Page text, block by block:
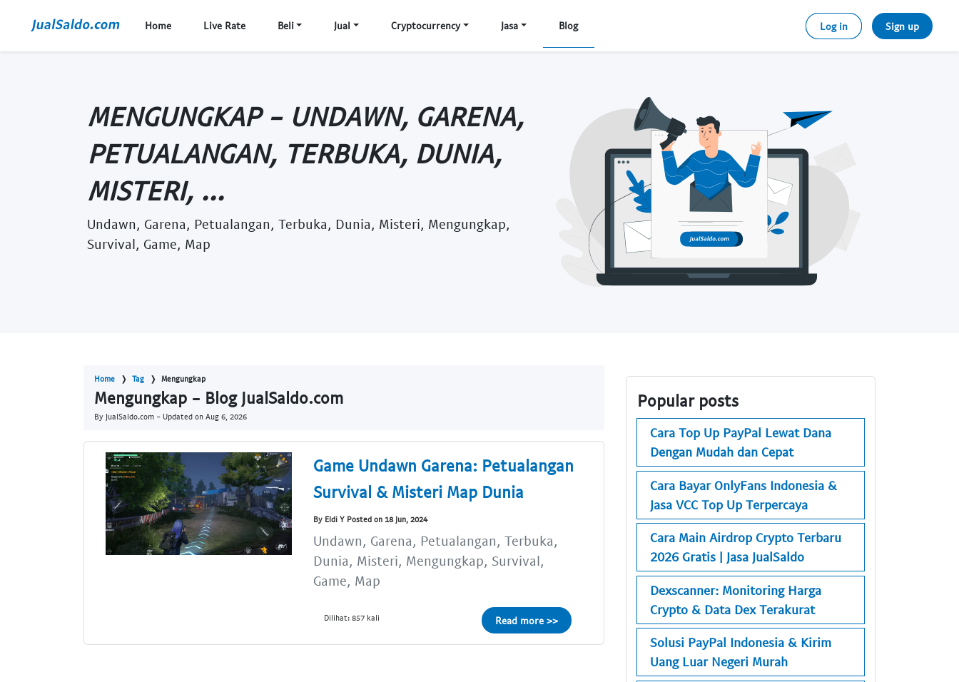
Home Live Rate Beli Jual Cryptocurrency Jasa Blog Log in Sign up
MENGUNGKAP - UNDAWN, GARENA,
PETUALANGAN, TERBUKA, DUNIA,
MISTERI, ...
Undawn, Garena, Petualangan, Terbuka, Dunia, Misteri, Mengungkap,
Survival, Game, Map
Home Tag Mengungkap
Mengungkap - Blog JualSaldo.com
By JualSaldo.com - Updated on Aug 6, 2026
Game Undawn Garena: Petualangan
Survival & Misteri Map Dunia
By Eldi Y Posted on 18 Jun, 2024
Undawn, Garena, Petualangan, Terbuka,
Dunia, Misteri, Mengungkap, Survival,
Game, Map
Dilihat: 857 kali Read more >>
Popular posts
Cara Top Up PayPal Lewat Dana
Dengan Mudah dan Cepat
Cara Bayar OnlyFans Indonesia &
Jasa VCC Top Up Terpercaya
Cara Main Airdrop Crypto Terbaru
2026 Gratis | Jasa JualSaldo
Dexscanner: Monitoring Harga
Crypto & Data Dex Terakurat
Solusi PayPal Indonesia & Kirim
Uang Luar Negeri Murah